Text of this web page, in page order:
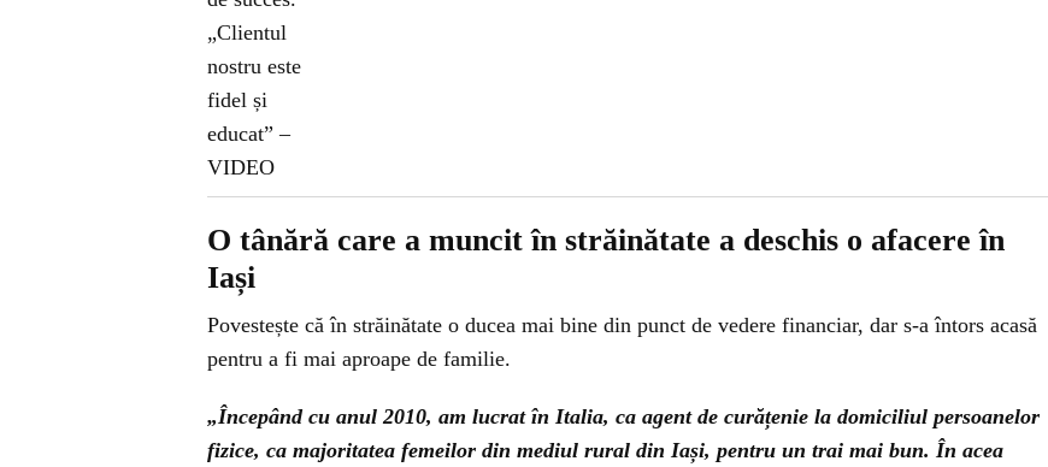
O tânără care a muncit în străinătate a deschis o afacere în
Iași
Povestește că în străinătate o ducea mai bine din punct de vedere financiar, dar s-a întors acasă
pentru a fi mai aproape de familie.
„Începând cu anul 2010, am lucrat în Italia, ca agent de curățenie la domiciliul persoanelor
fizice, ca majoritatea femeilor din mediul rural din Iași, pentru un trai mai bun. În acea